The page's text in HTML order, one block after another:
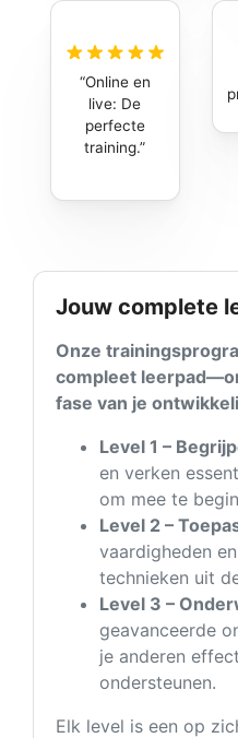
Online en
live: De
perfecte
training.
Jouw complete
Onze
compleet
fase van je
Level 1 –
en verken
om mee te
Level 2 –
vaardigheden
technieken uit
Level 3 –
geavanceerde
je anderen
ondersteunen.
Elk level is een op